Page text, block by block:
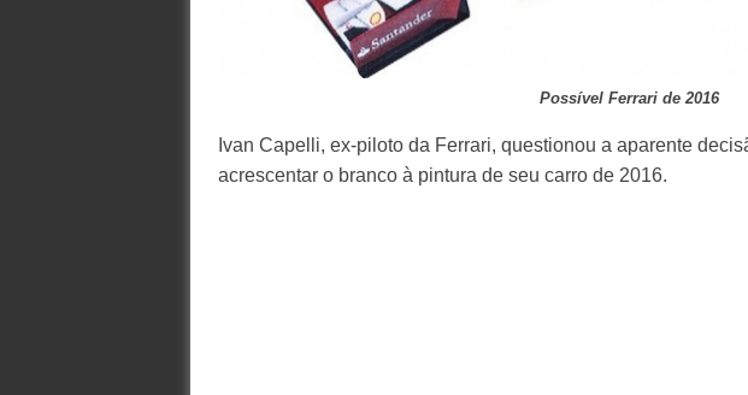
Possível Ferrari de 2016
Ivan Capelli, ex-piloto da Ferrari, questionou a aparente
acrescentar o branco à pintura de seu carro de 2016.